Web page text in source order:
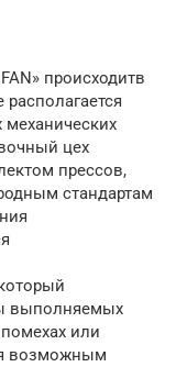
происходитв
цех
прессов,
стандартам
выполняемых
или
возможным